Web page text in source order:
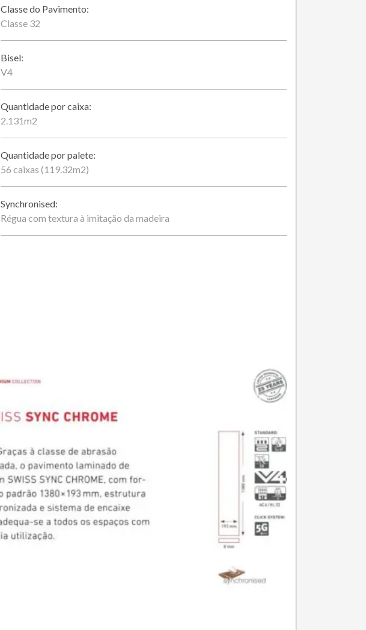
Classe do Pavimento:
Classe 32
Bisel:
V4
Quantidade por caixa:
2.131m2
Quantidade por palete:
56 caixas (119.32m2)
Synchronised:
Régua com textura à imitação da madeira